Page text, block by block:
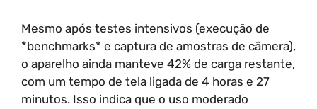
Mesmo após testes intensivos (execução de
*benchmarks* e captura de amostras de câmera),
o aparelho ainda manteve 42% de carga restante,
com um tempo de tela ligada de 4 horas e 27
minutos. Isso indica que o uso moderado